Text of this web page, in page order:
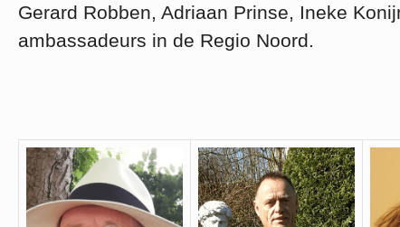
Gerard Robben, Adriaan Prinse, Ineke
ambassadeurs in de Regio Noord.